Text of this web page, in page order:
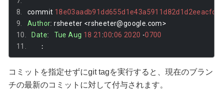
commit 18e03aadb91dd655d1e43a5911d82d1d2eeacfd7
Author: rsheeter <rsheeter@google com>
Date: Tue Aug 18 21 :00:06 2020 -0700
：
コミットを指定せずにgit tagを実行すると、現在のブラン
チの最新のコミットに対して付与されます。